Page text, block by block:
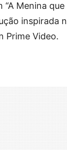
“A Menina
inspirada
Prime Video.